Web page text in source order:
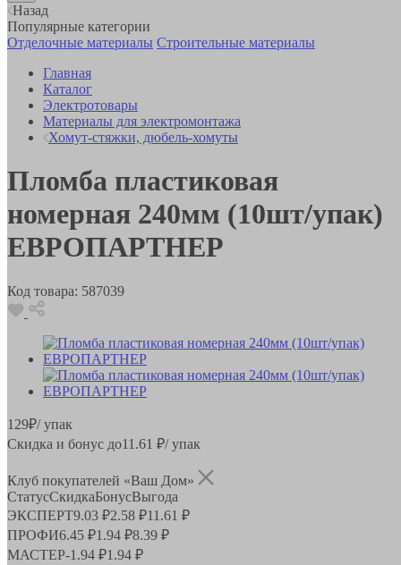
Назад
Популярные категории
Отделочные материалы Строительные материалы
Главная
Каталог
Электротовары
Материалы для электромонтажа
Хомут-стяжки, дюбель-хомуты
Пломба пластиковая
номерная 240мм (10шт/упак)
ЕВРОПАРТНЕР
Код товара: 587039
129₽/ упак
Скидка и бонус до11.61 ₽/ упак
Клуб покупателей «Ваш Дом»
СтатусСкидкаБонусВыгода
ЭКСПЕРТ9.03 ₽2.58 ₽11.61 ₽
ПРОФИ6.45 ₽1.94 ₽8.39 ₽
МАСТЕР-1.94 ₽1.94 ₽